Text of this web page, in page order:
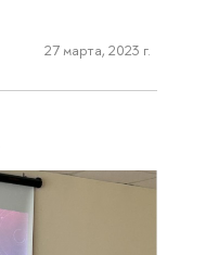
27 марта, 2023 г.